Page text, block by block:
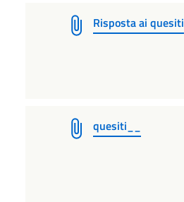
Risposta ai quesiti
quesiti__